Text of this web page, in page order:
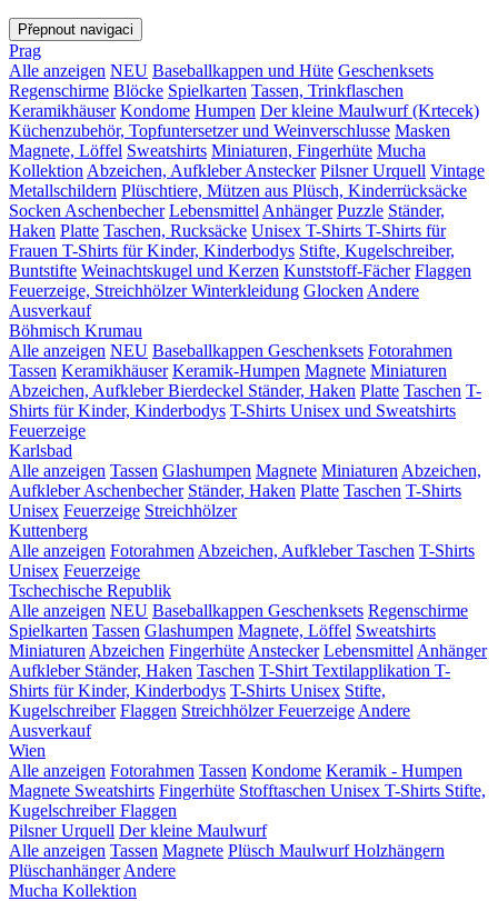
Přepnout navigaci
Prag
Alle anzeigen NEU Baseballkappen und Hüte Geschenksets
Regenschirme Blöcke Spielkarten Tassen, Trinkflaschen
Keramikhäuser Kondome Humpen Der kleine Maulwurf (Krtecek)
Küchenzubehör, Topfuntersetzer und Weinverschlusse Masken
Magnete, Löffel Sweatshirts Miniaturen, Fingerhüte Mucha
Kollektion Abzeichen, AufkleberAnstecker Pilsner Urquell Vintage
Metallschildern Plüschtiere, Mützen aus Plüsch, Kinderrücksäcke
Socken Aschenbecher Lebensmittel Anhänger Puzzle Ständer,
Haken Platte Taschen, Rucksäcke Unisex T-Shirts T-Shirts für
Frauen T-Shirts für Kinder, Kinderbodys Stifte, Kugelschreiber,
Buntstifte Weinachtskugel und Kerzen Kunststoff-Fächer Flaggen
Feuerzeige, StreichhölzerWinterkleidung Glocken Andere
Ausverkauf
Böhmisch Krumau
Alle anzeigen NEU Baseballkappen Geschenksets Fotorahmen
Tassen Keramikhäuser Keramik-Humpen Magnete Miniaturen
Abzeichen, AufkleberBierdeckel Ständer, Haken Platte Taschen T-
Shirts für Kinder, Kinderbodys T-Shirts Unisex und Sweatshirts
Feuerzeige
Karlsbad
Alle anzeigen Tassen Glashumpen Magnete Miniaturen Abzeichen,
AufkleberAschenbecher Ständer, Haken Platte Taschen T-Shirts
Unisex Feuerzeige Streichhölzer
Kuttenberg
Alle anzeigen Fotorahmen Abzeichen, AufkleberTaschen T-Shirts
Unisex Feuerzeige
Tschechische Republik
Alle anzeigen NEU Baseballkappen Geschenksets Regenschirme
Spielkarten Tassen Glashumpen Magnete, Löffel Sweatshirts
Miniaturen Abzeichen Fingerhüte Anstecker Lebensmittel Anhänger
Aufkleber Ständer, Haken Taschen T-Shirt Textilapplikation T-
Shirts für Kinder, Kinderbodys T-Shirts Unisex Stifte,
Kugelschreiber Flaggen StreichhölzerFeuerzeige Andere
Ausverkauf
Wien
Alle anzeigen Fotorahmen Tassen Kondome Keramik - Humpen
Magnete Sweatshirts Fingerhüte Stofftaschen Unisex T-Shirts Stifte,
KugelschreiberFlaggen
Pilsner Urquell Der kleine Maulwurf
Alle anzeigen Tassen Magnete Plüsch MaulwurfHolzhängern
Plüschanhänger Andere
Mucha Kollektion